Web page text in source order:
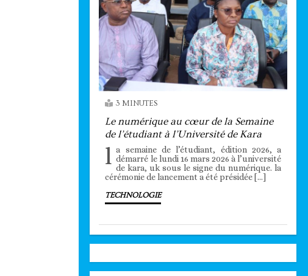
3 MINUTES
Le numérique au cœur de la Semaine
de l’étudiant à l’Université de Kara
l a semaine de l’étudiant, édition 2026, a
démarré le lundi 16 mars 2026 à l’université
de kara, uk sous le signe du numérique. la
cérémonie de lancement a été présidée […]
TECHNOLOGIE